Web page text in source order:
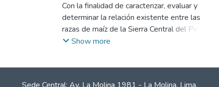
2010-05-17) Oscanoa Rodríguez, César
Augusto;Sevilla, Ricardo
Con la finalidad de caracterizar, evaluar y
determinar la relación existente entre las
razas de maíz de la Sierra Central del Perú
(Junín, Huancavelica y Ayacucho), para
Show more